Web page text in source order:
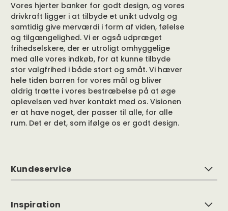
Vores hjerter banker for godt design, og vores
drivkraft ligger i at tilbyde et unikt udvalg og
samtidig give merværdi i form af viden, følelse
og tilgængelighed. Vi er også udpræget
frihedselskere, der er utroligt omhyggelige
med alle vores indkøb, for at kunne tilbyde
stor valgfrihed i både stort og småt. Vi hæver
hele tiden barren for vores mål og bliver
aldrig trætte i vores bestræbelse på at øge
oplevelsen ved hver kontakt med os. Visionen
er at have noget, der passer til alle, for alle
rum. Det er det, som ifølge os er godt design.
Kundeservice
Inspiration